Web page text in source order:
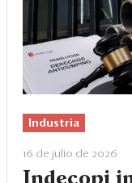
Industria
16 de julio de 2026
Indecopi